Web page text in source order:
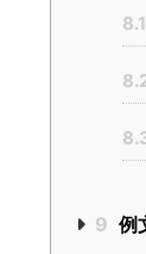
8.1
9 例